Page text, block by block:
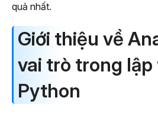
quả nhất.
Giới thiệu về
vai trò trong
Python